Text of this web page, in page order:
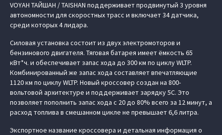
VOYAH ТАЙШАН / TAISHAN поддерживает продвинутый 3 уровня
автономности для скоростных трасс и включает 34 датчика,
среди которых 4 лидара.
Силовая установка состоит из двух электромоторов и
бензинового двигателя. Тяговая батарея имеет ёмкость 65
кВт*ч. и обеспечивает запас хода до 300 км по циклу WLTP.
Комбинированный же запас хода составляет впечатляющие
1120 км по циклу WLTP. Новый кроссовер создан на 800-
вольтовой архитектуре и поддерживает зарядку 5С. Это
позволяет пополнить запас хода с 20 до 80% всего за 12 минут, а
расход топлива в смешанном цикле не превышает 6,6 литра.
Экспортное название кроссовера и детальная информация о